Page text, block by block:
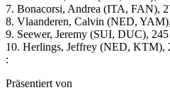
7. Bonacorsi, Andrea (ITA, FAN),
8. Vlaanderen, Calvin (NED,
9. Seewer, Jeremy (SUI, DUC), 245
10. Herlings, Jeffrey (NED, KTM),
:
Präsentiert von